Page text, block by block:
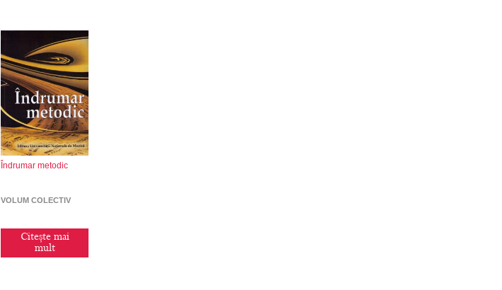
Îndrumar metodic
VOLUM COLECTIV
Citește mai
mult